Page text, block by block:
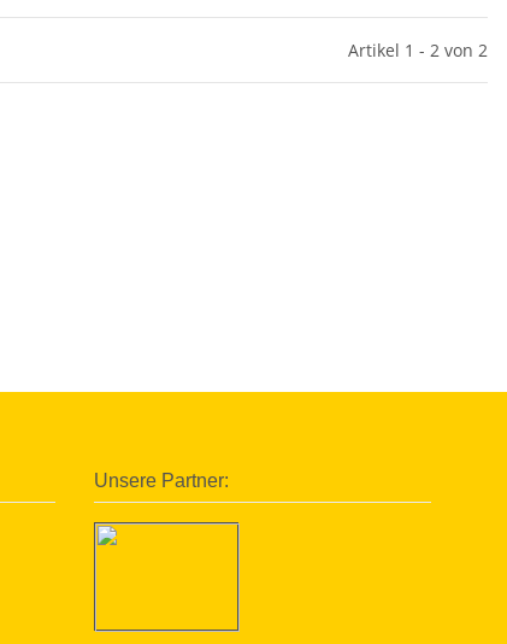
Artikel 1 - 2 von 2
Unsere Partner: